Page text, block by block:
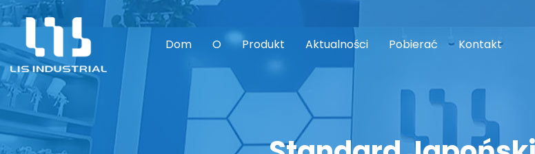
Dom O Produkt Aktualności Pobierać Kontakt